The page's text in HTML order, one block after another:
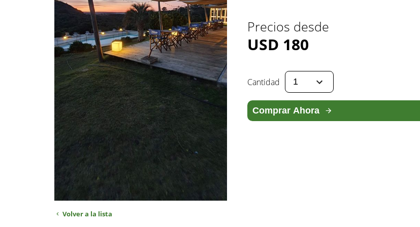
Volver a la lista
Precios desde
USD 180
Cantidad
Comprar Ahora